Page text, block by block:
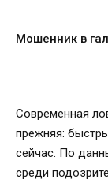
Мошенник в
Современная
прежняя:
сейчас. По
среди